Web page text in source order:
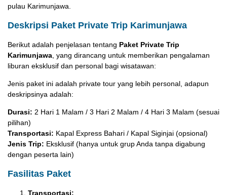
pulau Karimunjawa.
Deskripsi Paket Private Trip Karimunjawa
Berikut adalah penjelasan tentang Paket Private Trip
Karimunjawa , yang dirancang untuk memberikan pengalaman
liburan eksklusif dan personal bagi wisatawan:
Jenis paket ini adalah private tour yang lebih personal, adapun
deskripsinya adalah:
Durasi: 2 Hari 1 Malam / 3 Hari 2 Malam / 4 Hari 3 Malam (sesuai
pilihan)
Transportasi: Kapal Express Bahari / Kapal Siginjai (opsional)
Jenis Trip: Eksklusif (hanya untuk grup Anda tanpa digabung
dengan peserta lain)
Fasilitas Paket
Transportasi: